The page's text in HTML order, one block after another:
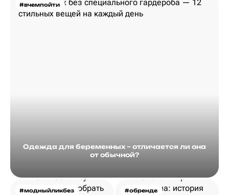
#вчемпойти
Одежда для беременных – отличается ли она
от обычной?
#модныйликбез #обренде